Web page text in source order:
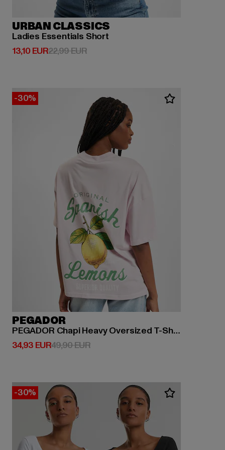
URBAN CLASSICS
Ladies Essentials Short
13,10 EUR
Derzeitiger Preis: 13,10 EUR
22,99 EURAktionspreis: 22,99 EUR
-30%
PEGADOR
PEGADOR Chapi Heavy Oversized T-Shirts
34,93 EUR
Derzeitiger Preis: 34,93 EUR
49,90 EURAktionspreis: 49,90 EUR
-30%